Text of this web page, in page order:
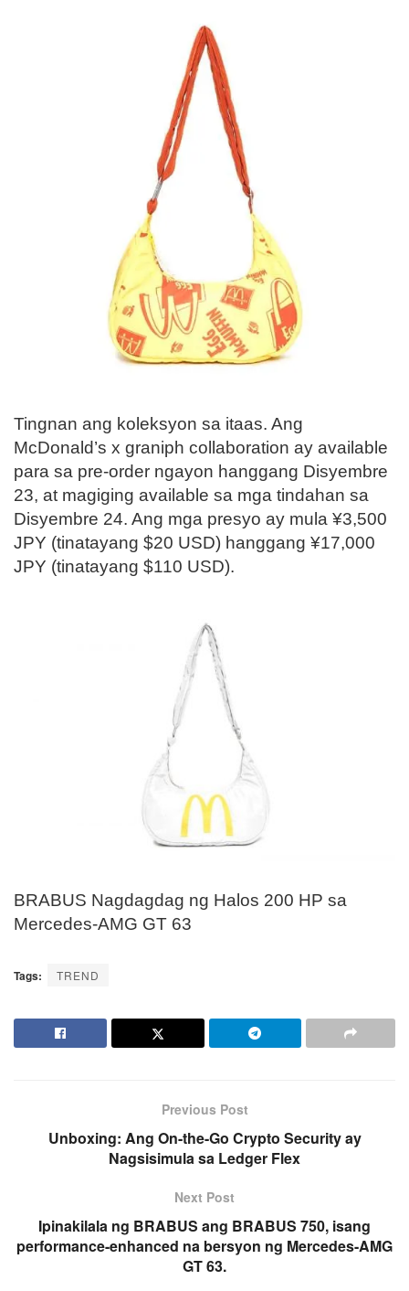
Tingnan ang koleksyon sa itaas. Ang
McDonald’s x graniph collaboration ay available
para sa pre-order ngayon hanggang Disyembre
23, at magiging available sa mga tindahan sa
Disyembre 24. Ang mga presyo ay mula ¥3,500
JPY (tinatayang $20 USD) hanggang ¥17,000
JPY (tinatayang $110 USD).
BRABUS Nagdagdag ng Halos 200 HP sa
Mercedes-AMG GT 63
Tags: TREND
Previous Post
Unboxing: Ang On-the-Go Crypto Security ay
Nagsisimula sa Ledger Flex
Next Post
Ipinakilala ng BRABUS ang BRABUS 750, isang
performance-enhanced na bersyon ng Mercedes-AMG
GT 63.